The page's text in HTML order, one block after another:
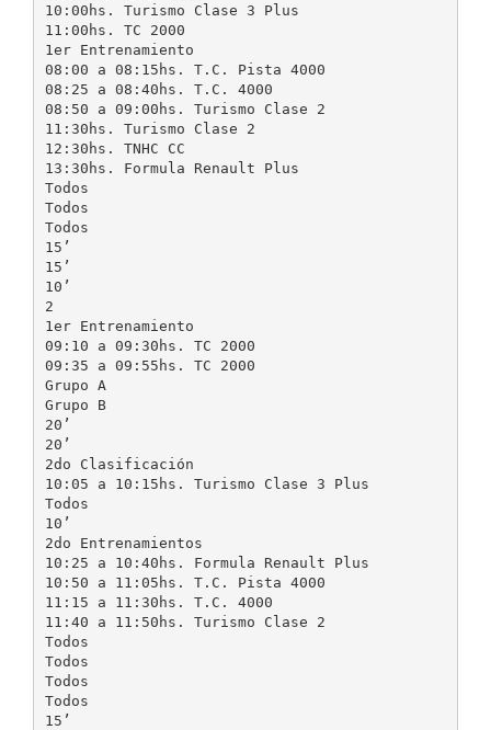
10:00hs. Turismo Clase 3 Plus
11:00hs. TC 2000
1er Entrenamiento
08:00 a 08:15hs. T.C. Pista 4000
08:25 a 08:40hs. T.C. 4000
08:50 a 09:00hs. Turismo Clase 2
11:30hs. Turismo Clase 2
12:30hs. TNHC CC
13:30hs. Formula Renault Plus
Todos
Todos
Todos
15’
15’
10’
2
1er Entrenamiento
09:10 a 09:30hs. TC 2000
09:35 a 09:55hs. TC 2000
Grupo A
Grupo B
20’
20’
2do Clasificación
10:05 a 10:15hs. Turismo Clase 3 Plus
Todos
10’
2do Entrenamientos
10:25 a 10:40hs. Formula Renault Plus
10:50 a 11:05hs. T.C. Pista 4000
11:15 a 11:30hs. T.C. 4000
11:40 a 11:50hs. Turismo Clase 2
Todos
Todos
Todos
Todos
15’